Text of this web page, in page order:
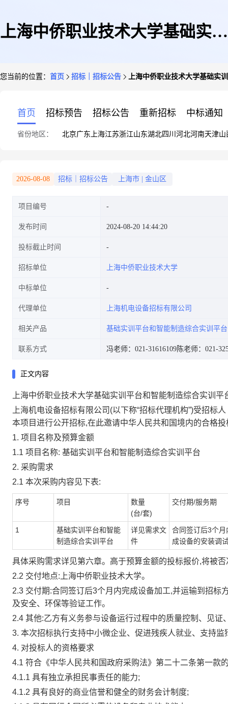
上海中侨职业技术大学基础实训
您当前的位置： 首页 招标｜招标公告 上海中侨职业技术大学基础实
首页 招标预告 招标公告 重新招标 中标通知
省份地区： 北京广东 上海江苏浙江山东湖北四川 河北河南天津山
2026-08-08 招标｜招标公告 上海市 金山区
项目编号
发布时间 2024-08-20 14:44:20
投标截止时间
招标单位 上海中侨职业技术大学
中标单位
代理单位 上海机电设备招标有限公司
相关产品 基础实训平台和智能制造综合实训平台
联系方式 冯老师：021-31616109陈老师：021-
正文内容
上海中侨职业技术大学基础实训平台和智能制造综合实训平
上海机电设备招标有限公司(以下称“招标代理机构”)受招标人
本项目进行公开招标,在此邀请中华人民共和国境内的合格
1. 项目名称及预算金额
1.1 项目名称: 基础实训平台和智能制造综合实训平台
2. 采购需求
2.1 本次采购内容见下表:
序号 项目
数量
(台/套)
交付期/服务期
1
基础实训平台和智能
制造综合实训平台
详见需求文
件
合同签订后3个
成设备的安装调
具体采购需求详见第六章。高于预算金额的投标报价,将被否
2.2 交付地点:上海中侨职业技术大学。
2.3 交付期:合同签订后3个月内完成设备加工,并运输到招
及安全、环保等验证工作。
2.4 其他:乙方有义务参与设备运行过程中的质量控制、见证
3. 本次招标执行支持中小微企业、促进残疾人就业、支持
4. 对投标人的资格要求
4.1 符合《中华人民共和国政府采购法》第二十二条第一款
4.1.1 具有独立承担民事责任的能力;
4.1.2 具有良好的商业信誉和健全的财务会计制度;